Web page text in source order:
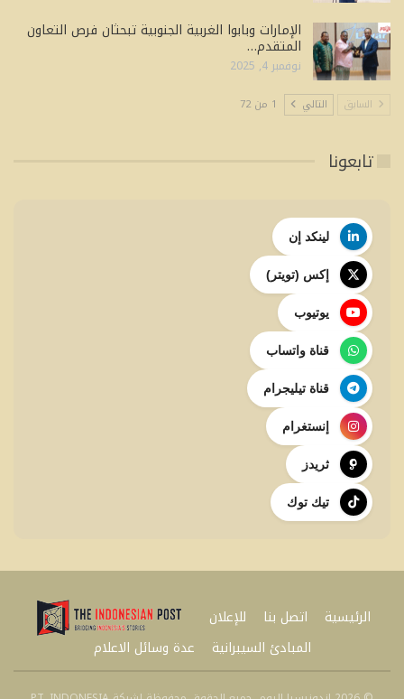
الإمارات وبابوا الغربية الجنوبية تبحثان فرص التعاون
المتقدم…
نوفمبر 4, 2025
السابق التالي 1 من 72
تابعونا
لينكد إن
إكس (تويتر)
يوتيوب
قناة واتساب
قناة تيليجرام
إنستغرام
ثريدز
تيك توك
الرئيسية اتصل بنا
للإعلان
المبادئ السيبرانية
عدة وسائل الاعلام